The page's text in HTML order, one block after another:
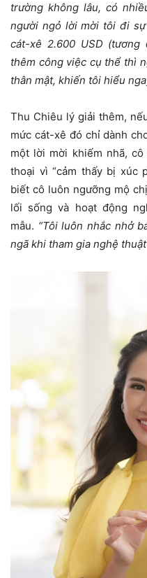
trường không lâu, có
người ngỏ lời mời tôi đi
cát-xê 2.600 USD
thêm công việc cụ thể thì
thân mật, khiến tôi hiểu
Thu Chiêu lý giải thêm,
mức cát-xê đó chỉ dành
một lời mời khiếm nhã,
thoại vì “cảm thấy bị xúc
biết cô luôn ngưỡng mộ
lối sống và hoạt động
mẫu. “Tôi luôn nhắc nhở
ngã khi tham gia nghệ